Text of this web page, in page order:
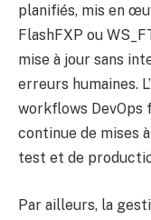
planifiés, mis en
FlashFXP ou
mise à jour sans
erreurs humaines.
workflows DevOps
continue de mises
test et de
Par ailleurs, la